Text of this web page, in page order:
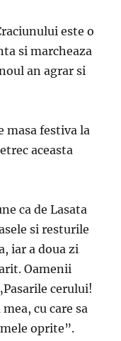
este o
si marcheaza
an agrar si
masa festiva la
aceasta
ca de Lasata
si resturile
iar a doua zi
Oamenii
cerului!
cu care sa
oprite”.